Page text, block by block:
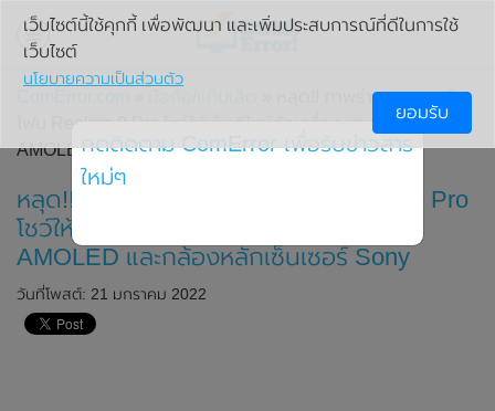
» หลุด!! ภาพร่างของสมาร์ท
โฟน Realme 9 Pro โชว์ให้เห็นดีไซน์ตัวเครื่อง มาพร้อมหน้าจอ
AMOLED และกล้องหลักเซ็นเซอร์ Sony
หลุด!! ภาพร่างของสมาร์ทโฟน Realme 9 Pro
โชว์ให้เห็นดีไซน์ตัวเครื่อง มาพร้อมหน้าจอ
AMOLED และกล้องหลักเซ็นเซอร์ Sony
วันที่โพสต์: 21 มกราคม 2022
เว็บไซต์นี้ใช้คุกกี้ เพื่อพัฒนา และเพิ่มประสบการณ์ที่ดีในการใช้
เว็บไซต์
นโยบายความเป็นส่วนตัว
ยอมรับ
กดติดตาม ComError เพื่อรับข่าวสาร
ใหม่ๆ